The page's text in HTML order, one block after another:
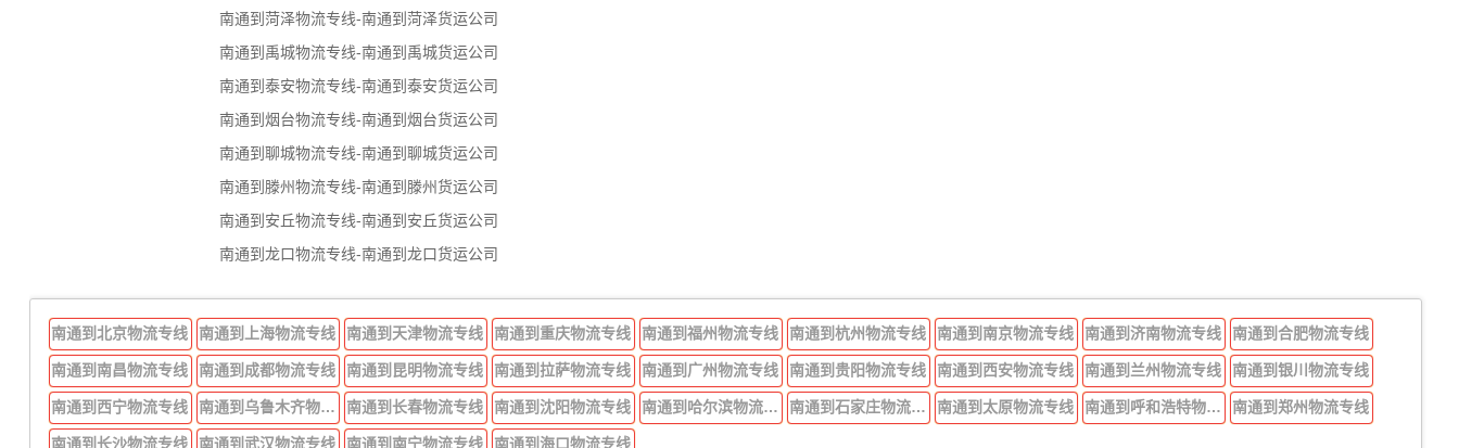
南通到菏泽物流专线-南通到菏泽货运公司
南通到禹城物流专线-南通到禹城货运公司
南通到泰安物流专线-南通到泰安货运公司
南通到烟台物流专线-南通到烟台货运公司
南通到聊城物流专线-南通到聊城货运公司
南通到滕州物流专线-南通到滕州货运公司
南通到安丘物流专线-南通到安丘货运公司
南通到龙口物流专线-南通到龙口货运公司
南通到北京物流专线 南通到上海物流专线 南通到天津物流专线 南通到重庆物流专线 南通到福州物流专线 南通到杭州物流专线 南通到南京物流专线 南通到济南物流专线 南通到合肥物流专线
南通到南昌物流专线 南通到成都物流专线 南通到昆明物流专线 南通到拉萨物流专线 南通到广州物流专线 南通到贵阳物流专线 南通到西安物流专线 南通到兰州物流专线 南通到银川物流专线
南通到西宁物流专线 南通到乌鲁木齐物流专线 南通到长春物流专线 南通到沈阳物流专线 南通到哈尔滨物流专线 南通到石家庄物流专线 南通到太原物流专线 南通到呼和浩特物流专线 南通到郑州物流专线
南通到长沙物流专线 南通到武汉物流专线 南通到南宁物流专线 南通到海口物流专线